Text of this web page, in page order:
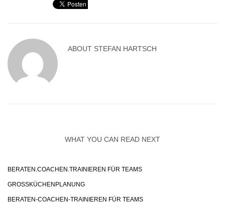
ABOUT STEFAN HARTSCH
WHAT YOU CAN READ NEXT
BERATEN.COACHEN.TRAINIEREN FÜR TEAMS
GROSSKÜCHENPLANUNG
BERATEN-COACHEN-TRAINIEREN FÜR TEAMS